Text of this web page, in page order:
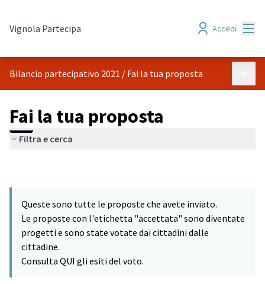
Vignola Partecipa Accedi
Bilancio partecipativo 2021 / Fai la tua proposta
Fai la tua proposta
Filtra e cerca
Queste sono tutte le proposte che avete inviato.
Le proposte con l'etichetta "accettata" sono diventate
progetti e sono state votate dai cittadini dalle
cittadine.
Consulta QUI gli esiti del voto.